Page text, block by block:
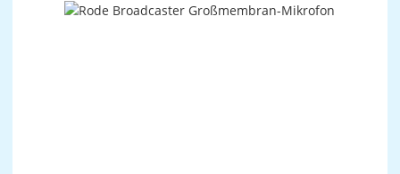
Bildergalerie überspringen